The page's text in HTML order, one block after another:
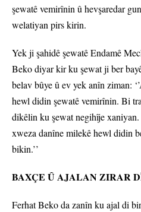
şewatê vemirînin û hevşaredar
welatiyan pirs kirin.
Yek ji şahidê şewatê Endamê
Beko diyar kir ku şewat ji ber
belav bûye û ev yek anîn ziman:
hewl didin şewatê vemirînin. Bi
dikêlin ku şewat negihîje
xweza danîne milekê hewl didin
bikin.’’
BAXÇE Û AJALAN ZIRAR
Ferhat Beko da zanîn ku ajal di